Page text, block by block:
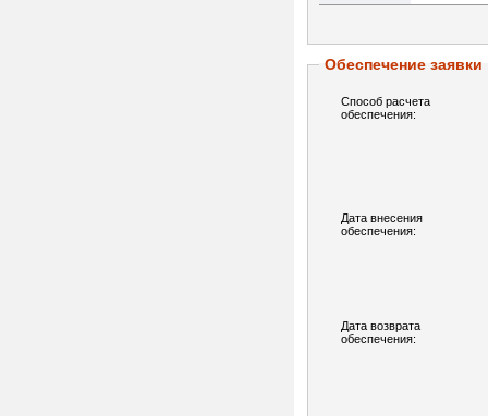
Обеспечение заявки
Способ расчета
обеспечения:
Дата внесения
обеспечения:
Дата возврата
обеспечения: